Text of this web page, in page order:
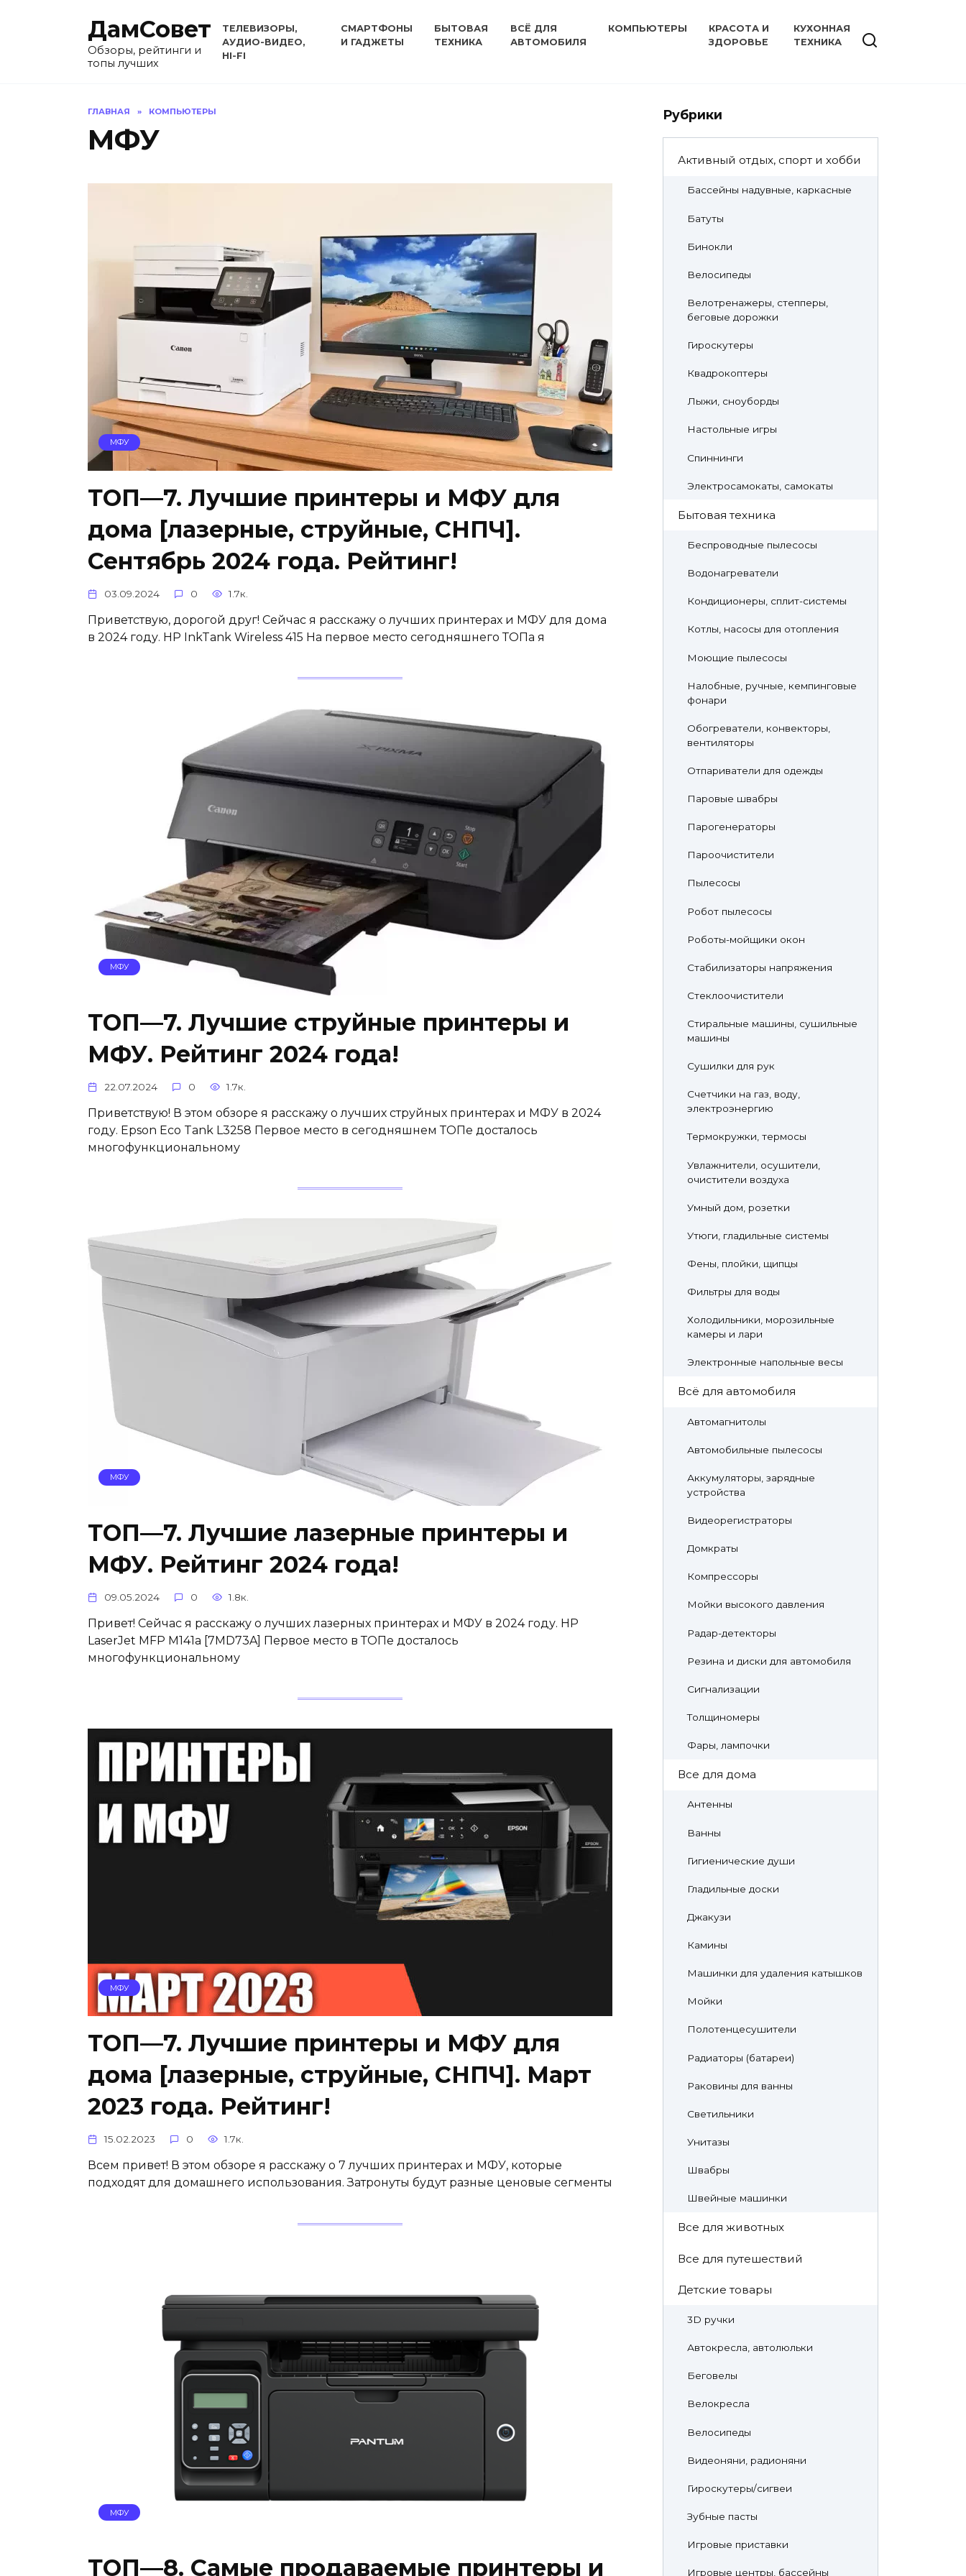
ДамСовет
Обзоры, рейтинги и
топы лучших
ТЕЛЕВИЗОРЫ,
АУДИО-ВИДЕО,
HI-FI
СМАРТФОНЫ
И ГАДЖЕТЫ
БЫТОВАЯ
ТЕХНИКА
ВСЁ ДЛЯ
АВТОМОБИЛЯ
КОМПЬЮТЕРЫ
КРАСОТА И
ЗДОРОВЬЕ
КУХОННАЯ
ТЕХНИКА
ГЛАВНАЯ » КОМПЬЮТЕРЫ
МФУ
МФУ
ТОП—7. Лучшие принтеры и МФУ для
дома [лазерные, струйные, СНПЧ].
Сентябрь 2024 года. Рейтинг!
03.09.2024 0 1.7к.
Приветствую, дорогой друг! Сейчас я расскажу о лучших принтерах и МФУ для дома
в 2024 году. HP InkTank Wireless 415 На первое место сегодняшнего ТОПа я
МФУ
ТОП—7. Лучшие струйные принтеры и
МФУ. Рейтинг 2024 года!
22.07.2024 0 1.7к.
Приветствую! В этом обзоре я расскажу о лучших струйных принтерах и МФУ в 2024
году. Epson Eco Tank L3258 Первое место в сегодняшнем ТОПе досталось
многофункциональному
МФУ
ТОП—7. Лучшие лазерные принтеры и
МФУ. Рейтинг 2024 года!
09.05.2024 0 1.8к.
Привет! Сейчас я расскажу о лучших лазерных принтерах и МФУ в 2024 году. HP
LaserJet MFP M141a [7MD73A] Первое место в ТОПе досталось
многофункциональному
МФУ
ТОП—7. Лучшие принтеры и МФУ для
дома [лазерные, струйные, СНПЧ]. Март
2023 года. Рейтинг!
15.02.2023 0 1.7к.
Всем привет! В этом обзоре я расскажу о 7 лучших принтерах и МФУ, которые
подходят для домашнего использования. Затронуты будут разные ценовые сегменты
МФУ
ТОП—8. Самые продаваемые принтеры и
Рубрики
Активный отдых, спорт и хобби
Бассейны надувные, каркасные
Батуты
Бинокли
Велосипеды
Велотренажеры, степперы,
беговые дорожки
Гироскутеры
Квадрокоптеры
Лыжи, сноуборды
Настольные игры
Спиннинги
Электросамокаты, самокаты
Бытовая техника
Беспроводные пылесосы
Водонагреватели
Кондиционеры, сплит-системы
Котлы, насосы для отопления
Моющие пылесосы
Налобные, ручные, кемпинговые
фонари
Обогреватели, конвекторы,
вентиляторы
Отпариватели для одежды
Паровые швабры
Парогенераторы
Пароочистители
Пылесосы
Робот пылесосы
Роботы-мойщики окон
Стабилизаторы напряжения
Стеклоочистители
Стиральные машины, сушильные
машины
Сушилки для рук
Счетчики на газ, воду,
электроэнергию
Термокружки, термосы
Увлажнители, осушители,
очистители воздуха
Умный дом, розетки
Утюги, гладильные системы
Фены, плойки, щипцы
Фильтры для воды
Холодильники, морозильные
камеры и лари
Электронные напольные весы
Всё для автомобиля
Автомагнитолы
Автомобильные пылесосы
Аккумуляторы, зарядные
устройства
Видеорегистраторы
Домкраты
Компрессоры
Мойки высокого давления
Радар-детекторы
Резина и диски для автомобиля
Сигнализации
Толщиномеры
Фары, лампочки
Все для дома
Антенны
Ванны
Гигиенические души
Гладильные доски
Джакузи
Камины
Машинки для удаления катышков
Мойки
Полотенцесушители
Радиаторы (батареи)
Раковины для ванны
Светильники
Унитазы
Швабры
Швейные машинки
Все для животных
Все для путешествий
Детские товары
3D ручки
Автокресла, автолюльки
Беговелы
Велокресла
Велосипеды
Видеоняни, радионяни
Гироскутеры/сигвеи
Зубные пасты
Игровые приставки
Игровые центры, бассейны